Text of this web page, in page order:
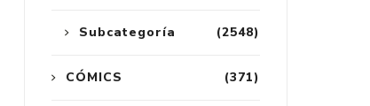
(2548)
Subcategoría
(371)
CÓMICS